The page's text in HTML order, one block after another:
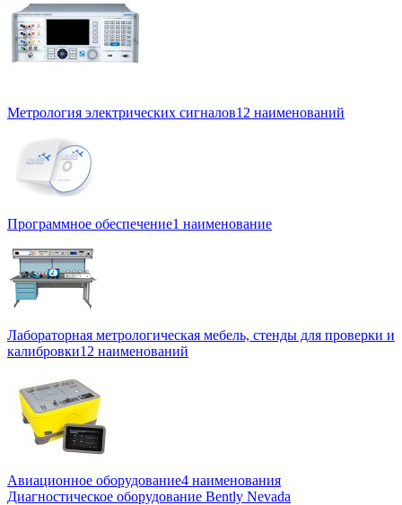
Метрология электрических сигналов12 наименований
Программное обеспечение1 наименование
Лабораторная метрологическая мебель, стенды для проверки и
калибровки12 наименований
Авиационное оборудование4 наименования
Диагностическое оборудование Bently Nevada